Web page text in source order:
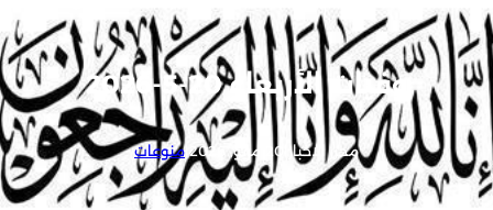
وفيات الأربعاء 20-5-2026
محرر الاخبار|20 مايو, 2026 |منوعات